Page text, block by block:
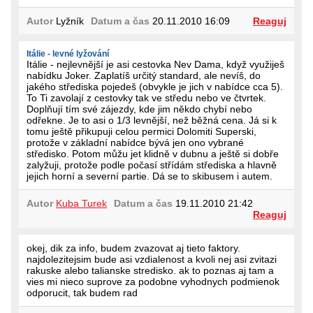
AutorLyžník Datum a čas 20.11.2010 16:09 Reaguj
Itálie - levné lyžování
Itálie - nejlevnější je asi cestovka Nev Dama, když využiješ
nabídku Joker. Zaplatíš určitý standard, ale nevíš, do
jakého střediska pojedeš (obvykle je jich v nabídce cca 5).
To Ti zavolají z cestovky tak ve středu nebo ve čtvrtek.
Doplňují tím své zájezdy, kde jim někdo chybí nebo
odřekne. Je to asi o 1/3 levnější, než běžná cena. Já si k
tomu ještě přikupuji celou permici Dolomiti Superski,
protože v základní nabídce bývá jen ono vybrané
středisko. Potom můžu jet klidně v dubnu a ještě si dobře
zalyžuji, protože podle počasí střídám střediska a hlavně
jejich horní a severní partie. Dá se to skibusem i autem.
Autor Kuba Turek Datum a čas 19.11.2010 21:42
Reaguj
okej, dik za info, budem zvazovat aj tieto faktory.
najdolezitejsim bude asi vzdialenost a kvoli nej asi zvitazi
rakuske alebo talianske stredisko. ak to poznas aj tam a
vies mi nieco suprove za podobne vyhodnych podmienok
odporucit, tak budem rad